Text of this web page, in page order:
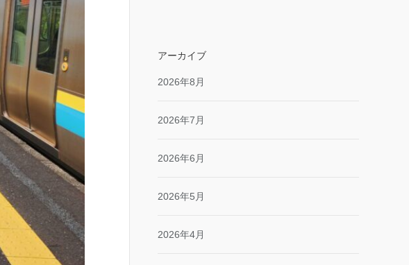
アーカイブ
2026年8月
2026年7月
2026年6月
2026年5月
2026年4月